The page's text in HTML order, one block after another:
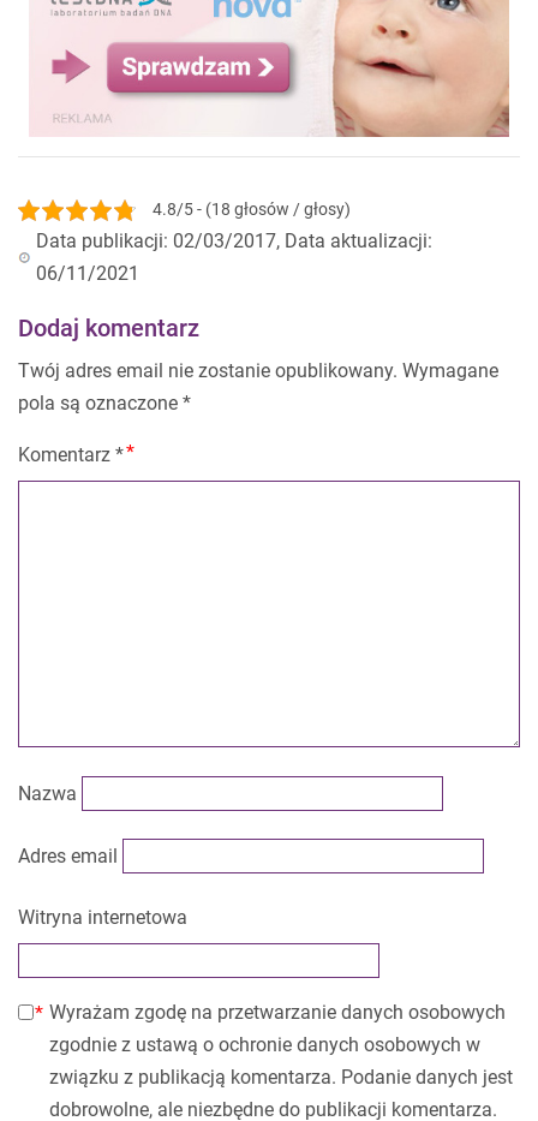
4.8/5 - (18 głosów / głosy)
Data publikacji: 02/03/2017, Data aktualizacji:
06/11/2021
Dodaj komentarz
Twój adres email nie zostanie opublikowany. Wymagane
pola są oznaczone *
Komentarz *
Nazwa
Adres email
Witryna internetowa
Wyrażam zgodę na przetwarzanie danych osobowych
zgodnie z ustawą o ochronie danych osobowych w
związku z publikacją komentarza. Podanie danych jest
dobrowolne, ale niezbędne do publikacji komentarza.